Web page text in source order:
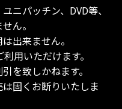
ニパッチン、DVD等、
ん。
出来ません。
用いただけます。
を致しかねます。
固くお断りいたしま